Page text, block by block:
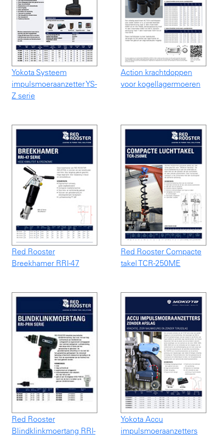
Yokota Systeem
impulsmoeraanzetter YS-
Z serie
Action krachtdoppen
voor kogellagermoeren
Red Rooster
Breekhamer RRI-47
Red Rooster Compacte
takel TCR-250ME
Red Rooster
Blindklinkmoertang RRI-
Yokota Accu
impulsmoeraanzetters